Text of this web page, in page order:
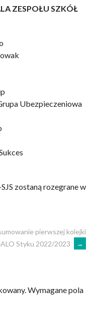
ZESPOŁU SZKÓŁ
Ubezpieczeniowa
zostaną rozegrane w
pierwszej kolejki
Styku 2022/2023
→
Wymagane pola